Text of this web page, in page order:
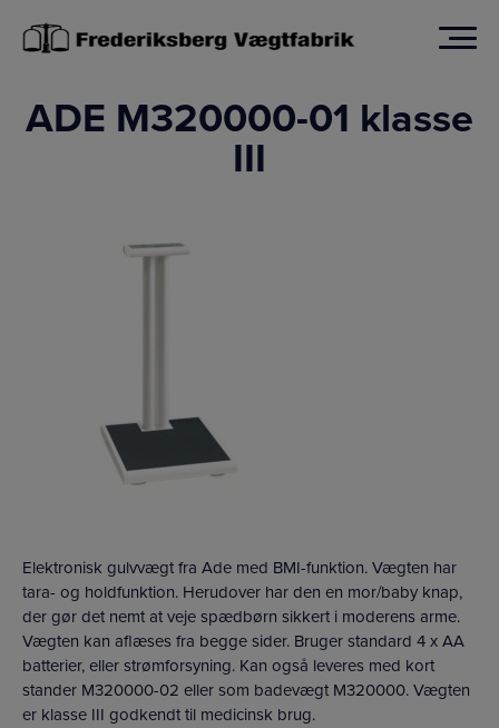
indholdet
ADE M320000-01 klasse
III
Elektronisk gulvvægt fra Ade med BMI-funktion. Vægten har
tara- og holdfunktion. Herudover har den en mor/baby knap,
der gør det nemt at veje spædbørn sikkert i moderens arme.
Vægten kan aflæses fra begge sider. Bruger standard 4 x AA
batterier, eller strømforsyning. Kan også leveres med kort
stander M320000-02 eller som badevægt M320000. Vægten
er klasse III godkendt til medicinsk brug.